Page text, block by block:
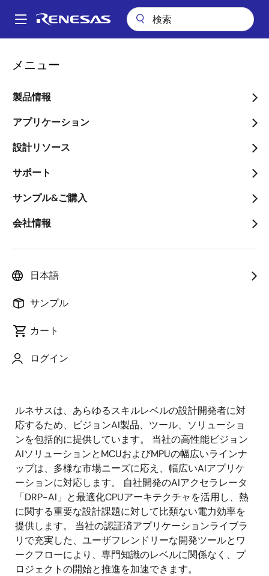
ン
Main
メニュー
製品情報
アプリケーション
設計リソース
サポート
サンプル&ご購入
会社情報
日本語
サンプル
カート
ログイン
パ
ン
く
ず
ルネサスは、あらゆるスキルレベルの設計開発者に対
応するため、ビジョンAI製品、ツール、ソリューショ
ンを包括的に提供しています。 当社の高性能ビジョン
AIソリューションとMCUおよびMPUの幅広いラインナ
ップは、多様な市場ニーズに応え、幅広いAIアプリケ
ーションに対応します。 自社開発のAIアクセラレータ
「DRP-AI」と最適化CPUアーキテクチャを活用し、熱
に関する重要な設計課題に対して比類ない電力効率を
提供します。 当社の認証済アプリケーションライブラ
リで充実した、ユーザフレンドリーな開発ツールとワ
ークフローにより、専門知識のレベルに関係なく、プ
ロジェクトの開始と推進を加速できます。